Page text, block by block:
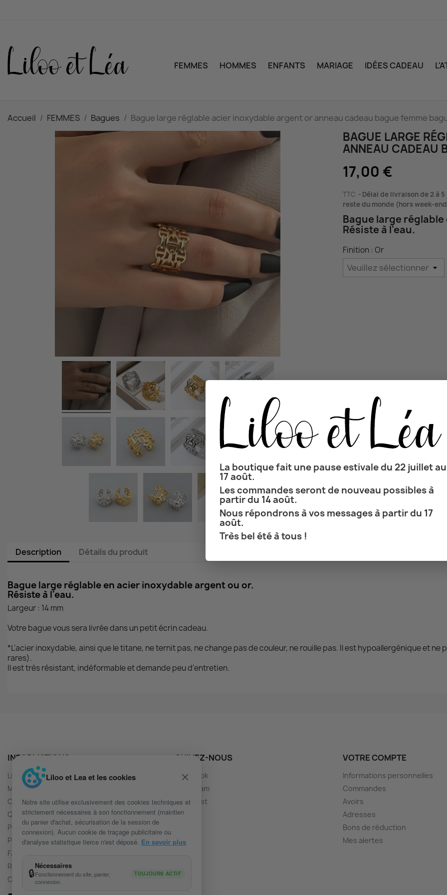
Liloo et Lea et les cookies
Notre site utilise exclusivement des cookies techniques et
strictement nécessaires à son fonctionnement (maintien
du panier d'achat, sécurisation de la session de
connexion). Aucun cookie de traçage publicitaire ou
d'analyse statistique tierce n'est déposé. En savoir plus
🔒
Nécessaires
Fonctionnement du site, panier,
connexion.
TOUJOURS ACTIF
La boutique fait une pause estivale du 22 juillet au
17 août.
Les commandes seront de nouveau possibles à
partir du 14 août.
Nous répondrons à vos messages à partir du 17
août.
Très bel été à tous !
FEMMES HOMMES ENFANTS MARIAGE IDÉES CADEAU
Accueil FEMMES Bagues Bague large réglable acier inoxydable argent or anneau cadeau bague femme
BAGUE LARGE
ANNEAU CADEAU
17,00 €
TTC
Délai de livraison de 2 à
reste du monde (hors week-
Bague large
Résiste à l'eau.
Finition : Or
Description Détails du produit
Bague large réglable en acier inoxydable argent ou or.
Résiste à l'eau.
Largeur : 14 mm
Votre bague vous sera livrée dans un petit écrin cadeau.
*L'acier inoxydable, ainsi que le titane, ne ternit pas, ne change pas de couleur, ne rouille pas. Il est hypoallergénique et
rares).
Il est très résistant, indéformable et demande peu d'entretien.
INFORMATIONS
Livraison
Mentions légales
Conditions générales
Qui sommes nous ?
Paiement sécurisé
Politique de confidentialité
FAQ
Retours et échanges
Contact
SUIVEZ-NOUS
Facebook
Instagram
Pinterest
VOTRE COMPTE
Informations personnelles
Commandes
Avoirs
Adresses
Bons de réduction
Mes alertes